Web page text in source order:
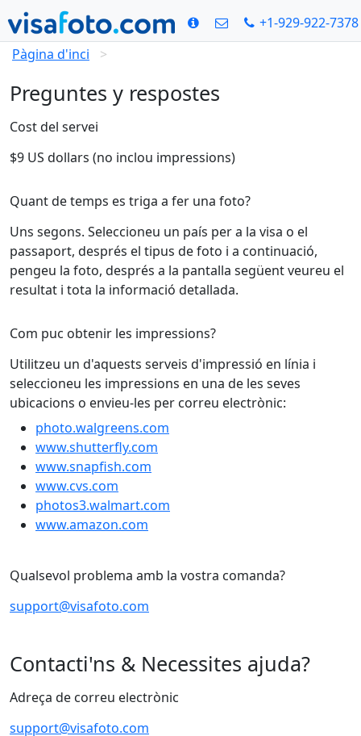
+1-929-922-7378
Pàgina d'inci
Preguntes y respostes
Cost del servei
$9 US dollars (no inclou impressions)
Quant de temps es triga a fer una foto?
Uns segons. Seleccioneu un país per a la visa o el
passaport, després el tipus de foto i a continuació,
pengeu la foto, després a la pantalla següent veureu el
resultat i tota la informació detallada.
Com puc obtenir les impressions?
Utilitzeu un d'aquests serveis d'impressió en línia i
seleccioneu les impressions en una de les seves
ubicacions o envieu-les per correu electrònic:
photo.walgreens.com
www.shutterfly.com
www.snapfish.com
www.cvs.com
photos3.walmart.com
www.amazon.com
Qualsevol problema amb la vostra comanda?
support@visafoto.com
Contacti'ns & Necessites ajuda?
Adreça de correu electrònic
support@visafoto.com